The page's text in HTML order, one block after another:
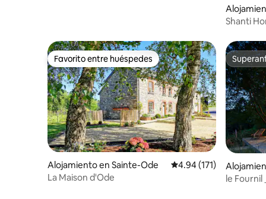
Shanti
Favorito entre huéspedes
Favorito entre huéspedes
Alojamiento en Sainte-Ode Calificación promedio:
4.94 (171)
La Maison d'Ode
le Fournil